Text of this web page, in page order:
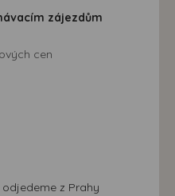
zájezdům
cen
z Prahy